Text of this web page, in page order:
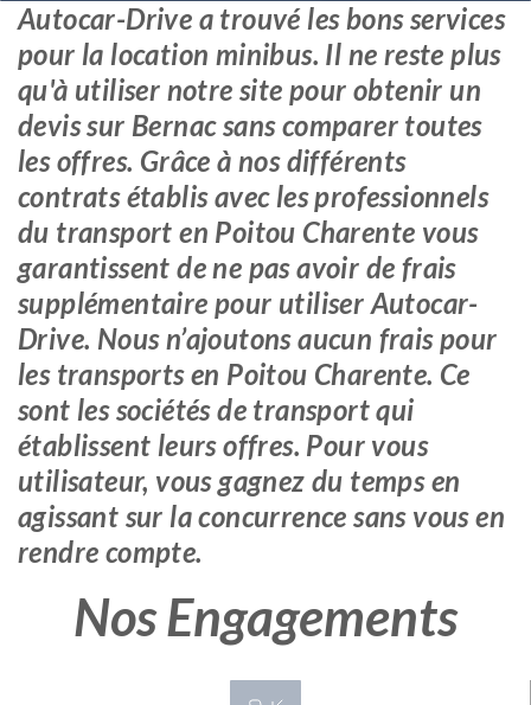
Autocar-Drive a trouvé les bons services
pour la location minibus. Il ne reste plus
qu'à utiliser notre site pour obtenir un
devis sur Bernac sans comparer toutes
les offres. Grâce à nos différents
contrats établis avec les professionnels
du transport en Poitou Charente vous
garantissent de ne pas avoir de frais
supplémentaire pour utiliser Autocar-
Drive. Nous n’ajoutons aucun frais pour
les transports en Poitou Charente. Ce
sont les sociétés de transport qui
établissent leurs offres. Pour vous
utilisateur, vous gagnez du temps en
agissant sur la concurrence sans vous en
rendre compte.
Nos Engagements